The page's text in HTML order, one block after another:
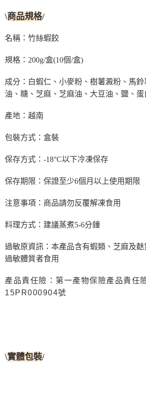
\商品規格/
名稱：竹絲蝦餃
規格：200g/盒(10個/盒)
成分：白蝦仁、小麥粉、樹薯澱粉、馬
油、糖、芝麻、芝麻油、大豆油、鹽、蛋
產地：越南
包裝方式： 盒裝
保存方式：-18°C以下冷凍保存
保存期限：保證至少6個月以上使用期限
注意事項：商品請勿反覆解凍食用
料理方式：建議蒸煮5-6分鐘
過敏原資訊：本產品含有蝦類、芝麻及
過敏體質者食用
產品責任險：第一產物保險產品責任
15PR000904號
\實體包裝/